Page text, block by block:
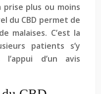
prise plus ou moins
du CBD permet de
malaises. C’est la
patients s’y
d’un avis